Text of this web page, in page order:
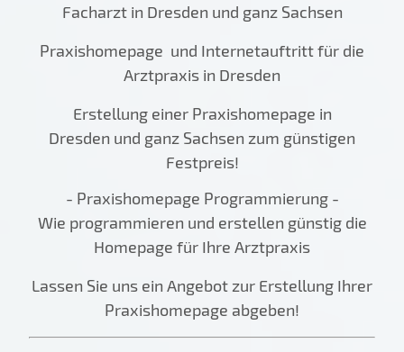
Facharzt in Dresden und ganz Sachsen
Praxishomepage und Internetauftritt für die
Arztpraxis in Dresden
Erstellung einer Praxishomepage in
Dresden und ganz Sachsen zum günstigen
Festpreis!
- Praxishomepage Programmierung -
Wie programmieren und erstellen günstig die
Homepage für Ihre Arztpraxis
Lassen Sie uns ein Angebot zur Erstellung Ihrer
Praxishomepage abgeben!